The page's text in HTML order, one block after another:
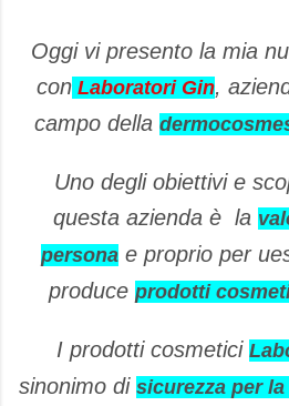
Oggi vi presento la mia
conLaboratori Gin,
campo della
Uno degli obiettivi e
questa azienda è la
personae proprio per
produce prodotti
I prodotti cosmetici
sinonimo di sicurezza per